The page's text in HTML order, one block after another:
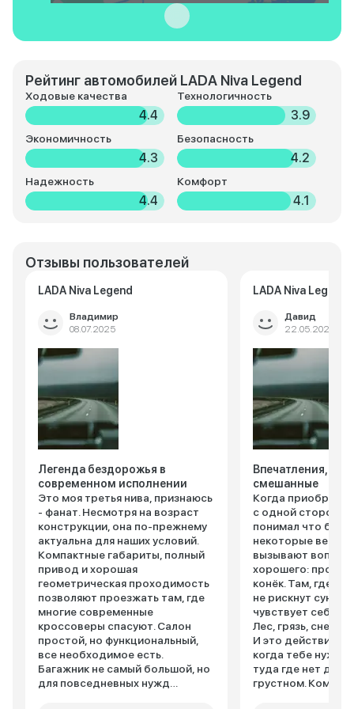
Рейтинг автомобилей LADA Niva Legend
Ходовые качества
4.4
Технологичность
3.9
Экономичность
4.3
Безопасность
4.2
Надежность
4.4
Комфорт
4.1
Отзывы пользователей
LADA Niva Legend
Владимир
08.07.2025
Легенда бездорожья в
современном исполнении
Это моя третья нива, признаюсь
- фанат. Несмотря на возраст
конструкции, она по-прежнему
актуальна для наших условий.
Компактные габариты, полный
привод и хорошая
геометрическая проходимость
позволяют проезжать там, где
многие современные
кроссоверы спасуют. Салон
простой, но функциональный,
все необходимое есть.
Багажник не самый большой, но
для повседневных нужд
LADA Niva Legend
Давид
22.05.2025
Впечатления,
смешанные
Когда
с одной стороны,
понимал что
некоторые вещи
вызывают
хорошего:
конёк. Там, где
не рискнут
чувствует себя
Лес, грязь, снег
И это
когда тебе нужно
туда где нет
грустном.